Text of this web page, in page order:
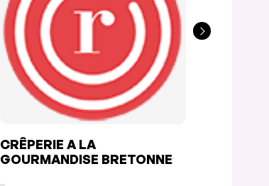
CRÊPERIE A LA
GOURMANDISE BRETONNE